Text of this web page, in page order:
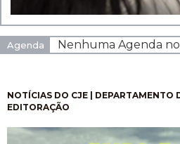
Agenda
Nenhuma Agenda no
NOTÍCIAS DO CJE | DEPARTAMENTO
EDITORAÇÃO